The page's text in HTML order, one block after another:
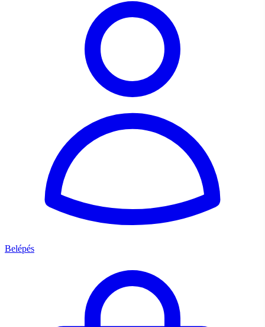
Belépés